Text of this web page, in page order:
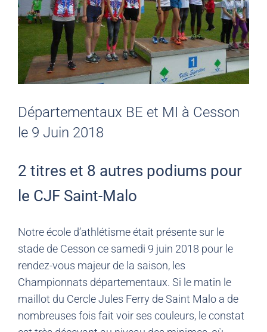
Départementaux BE et MI à Cesson
le 9 Juin 2018
2 titres et 8 autres podiums pour
le CJF Saint-Malo
Notre école d’athlétisme était présente sur le
stade de Cesson ce samedi 9 juin 2018 pour le
rendez-vous majeur de la saison, les
Championnats départementaux. Si le matin le
maillot du Cercle Jules Ferry de Saint Malo a de
nombreuses fois fait voir ses couleurs, le constat